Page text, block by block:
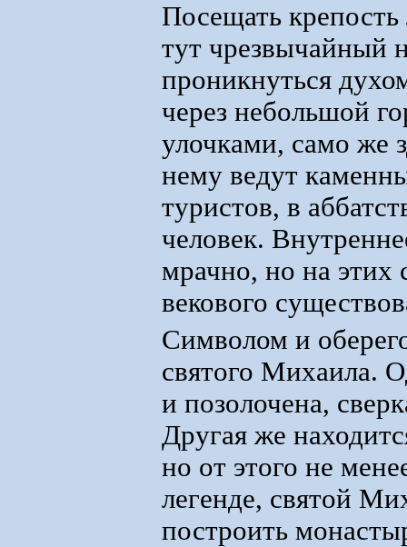
Посещать
тут чрезвычайный
проникнуться
через небольшой
улочками, само же
нему ведут
туристов, в
человек.
мрачно, но на этих
векового
Символом и
святого Михаила.
и позолочена,
Другая же
но от этого не
легенде, святой
построить